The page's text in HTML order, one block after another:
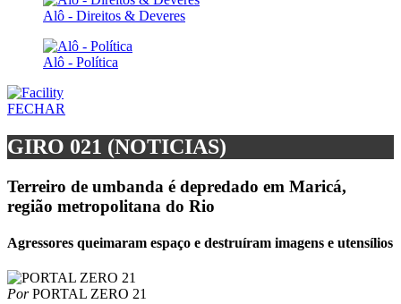
Alô - Direitos & Deveres
Alô - Política
FECHAR
GIRO 021 (NOTICIAS)
Terreiro de umbanda é depredado em Maricá,
região metropolitana do Rio
Agressores queimaram espaço e destruíram imagens e utensílios
PorPORTAL ZERO 21